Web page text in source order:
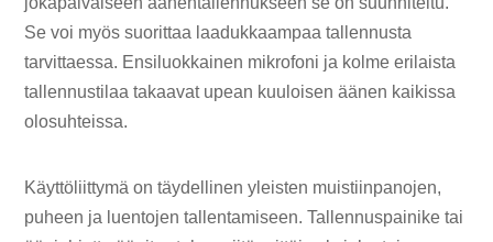
Se voi myös suorittaa laadukkaampaa tallennusta
tarvittaessa. Ensiluokkainen mikrofoni ja kolme erilaista
tallennustilaa takaavat upean kuuloisen äänen kaikissa
olosuhteissa.
Käyttöliittymä on täydellinen yleisten muistiinpanojen,
puheen ja luentojen tallentamiseen. Tallennuspainike tai